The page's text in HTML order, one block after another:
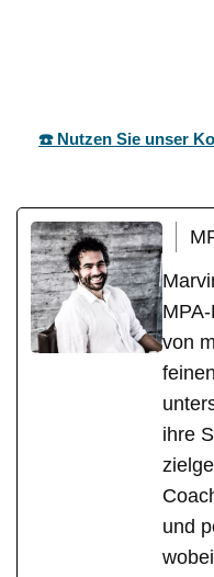
☎️ Nutzen Sie unser
von
ihre
und